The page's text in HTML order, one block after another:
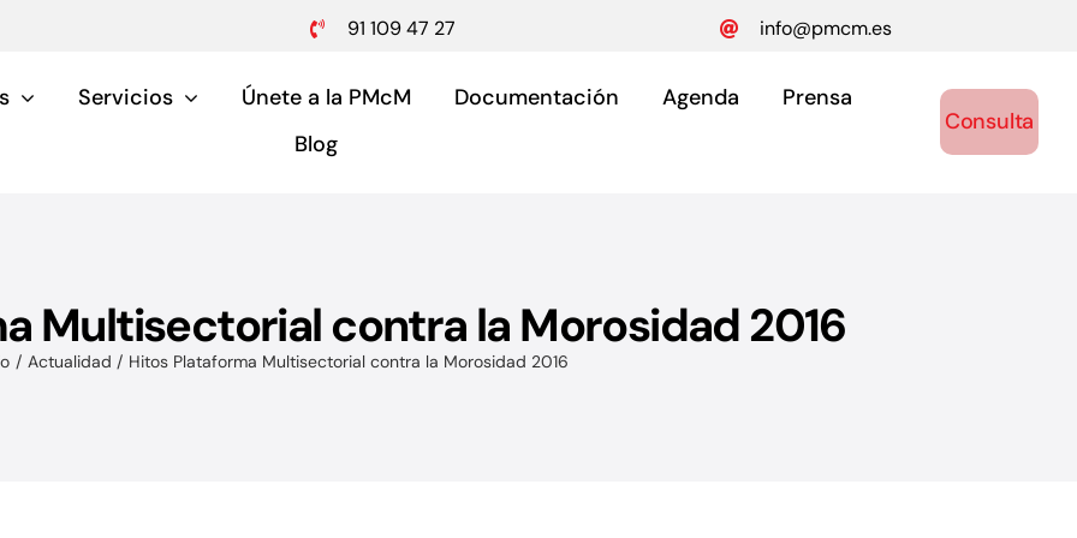
91 109 47 27 info@pmcm.es
Servicios
Pymes y autónomos
Únete a la PMcM Documentación Agenda
Prensa
Blog
Consulta
Multisectorial contra la Morosidad 2016
Actualidad Hitos Plataforma Multisectorial contra la Morosidad 2016